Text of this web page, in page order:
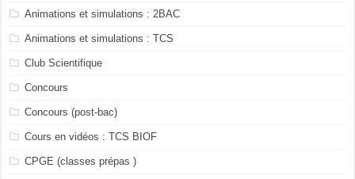
Animations et simulations : 2BAC
Animations et simulations : TCS
Club Scientifique
Concours
Concours (post-bac)
Cours en vidéos : TCS BIOF
CPGE (classes prépas )